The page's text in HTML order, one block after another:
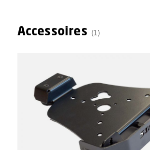
Accessoires (1)